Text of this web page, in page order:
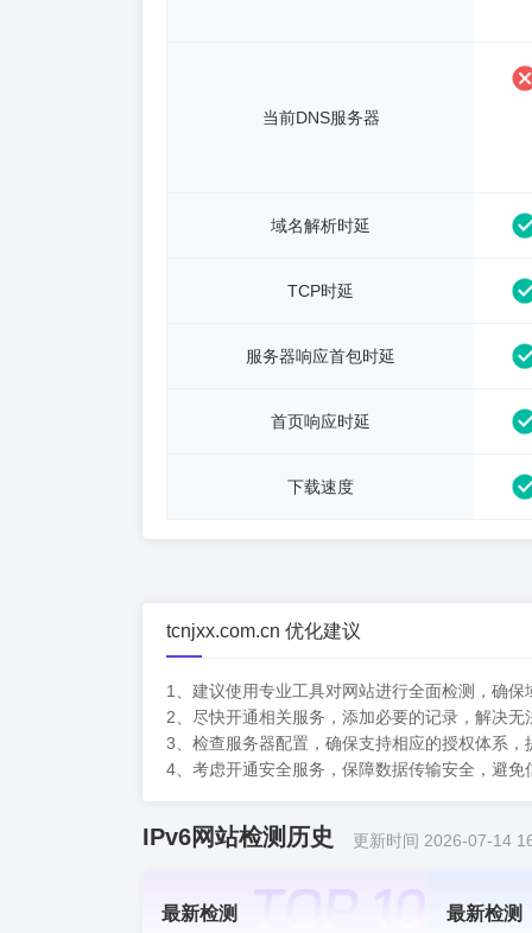
当前DNS服务器
域名解析时延
TCP时延
服务器响应首包时延
首页响应时延
下载速度
tcnjxx.com.cn 优化建议
1、建议使用专业工具对网站进行全面检测，确
2、尽快开通相关服务，添加必要的记录，解决无
3、检查服务器配置，确保支持相应的授权体系，
4、考虑开通安全服务，保障数据传输安全，避免
IPv6网站检测历史 更新时间 2026-07-14
最新检测 最新检测